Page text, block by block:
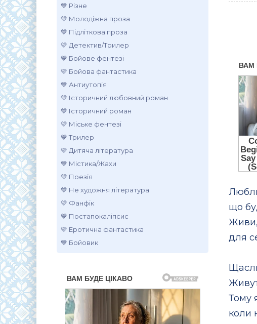
💙 Різне
💛 Молодіжна проза
💙 Підліткова проза
💛 Детектив/Трилер
💙 Бойове фентезі
💛 Бойова фантастика
💙 Антиутопія
💛 Історичний любовний роман
💙 Історичний роман
💛 Міське фентезі
💙 Трилер
💛 Дитяча література
💙 Містика/Жахи
💛 Поезія
💙 Не художня література
💛 Фанфік
💙 Постапокаліпсис
💛 Еротична фантастика
💙 Бойовик
що
для
Тому
коли